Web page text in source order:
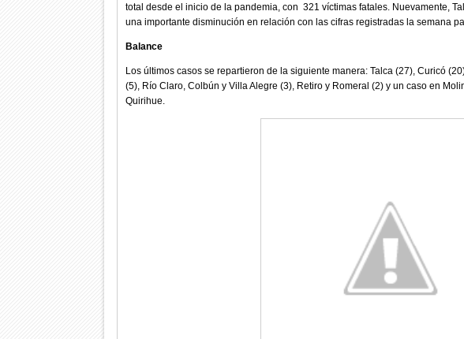
total desde el inicio de la pandemia, con 321 víctimas fatales. Nuevamente,
una importante disminución en relación con las cifras registradas la semana
Balance
Los últimos casos se repartieron de la siguiente manera: Talca (27), Curicó
(5), Río Claro, Colbún y Villa Alegre (3), Retiro y Romeral (2) y un caso en
Quirihue.